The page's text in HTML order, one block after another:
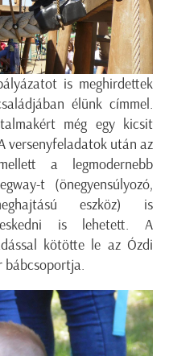
is meghirdettek
élünk címmel.
még egy kicsit
versenyfeladatok után az
a legmodernebb
t (önegyensúlyozó,
eszköz) is
is lehetett. A
kötötte le az Ózdi
bábcsoportja.